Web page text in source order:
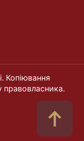
Копіювання
правовласника.